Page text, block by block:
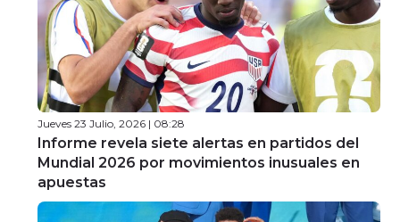
Jueves 23 Julio, 2026 | 08:28
Informe revela siete alertas en partidos del
Mundial 2026 por movimientos inusuales en
apuestas